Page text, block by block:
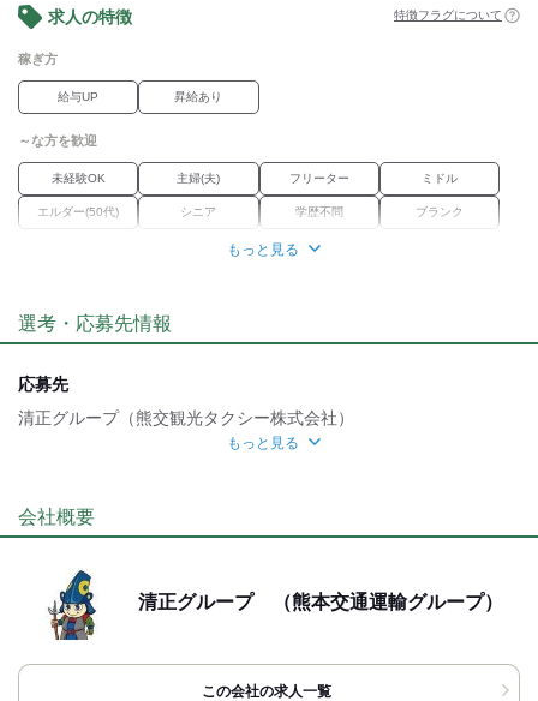
※休日を使って通学もOK
ーーーーーーーーーーーーーーー
【＼充実の福利厚生／】
■社会保険完備
■万が一の事故も会社が100％保障
■慶弔祝金・見舞金制度あり
■有給休暇あり
■ピアス・ネイルもOK
■髭もOK
■ドライバーレコード完備
求人の特徴 特徴フラグについて
稼ぎ方
給与UP 昇給あり
～な方を歓迎
未経験OK 主婦(夫) フリーター ミドル
エルダー(50代) シニア 学歴不問 ブランク
魅力的な待遇
社保あり
自分らしい恰好
もっと見る
選考・応募先情報
応募先
清正グループ（熊交観光タクシー株式会社）
最後までご覧いただき ありがとうございます！
少しでも興味をもっていただけましたら
◆電話の方
￣￣￣￣￣￣
お電話口では
｢バイトルを見て｣と
取次ぎがスムーズです。
もっと見る
会社概要
清正グループ （熊本交通運輸グループ）
この会社の求人一覧